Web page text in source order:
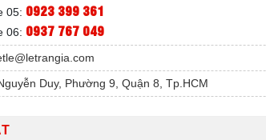
05: 0923 399 361
06: 0937 767 049
Duy, Phường 9, Quận 8, Tp.HCM